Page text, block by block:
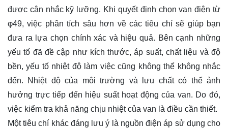
được cân nhắc kỹ lưỡng. Khi quyết định chọn van điện từ
φ49, việc phân tích sâu hơn về các tiêu chí sẽ giúp bạn
đưa ra lựa chọn chính xác và hiệu quả. Bên cạnh những
yếu tố đã đề cập như kích thước, áp suất, chất liệu và độ
bền, yếu tố nhiệt độ làm việc cũng không thể không nhắc
đến. Nhiệt độ của môi trường và lưu chất có thể ảnh
hưởng trực tiếp đến hiệu suất hoạt động của van. Do đó,
việc kiểm tra khả năng chịu nhiệt của van là điều cần thiết.
Một tiêu chí khác đáng lưu ý là nguồn điện áp sử dụng cho